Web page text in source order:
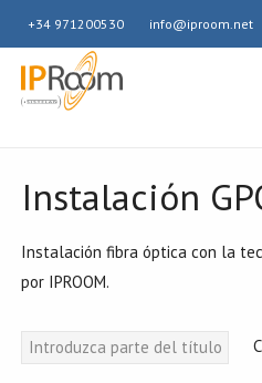
+34 971200530 info@iproom.net
Instalación
Instalación fibra óptica con la
por IPROOM.